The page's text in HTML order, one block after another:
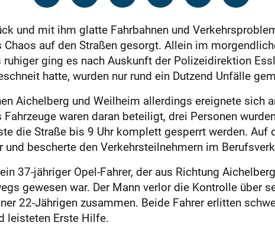
und mit ihm glatte Fahrbahnen und
auf den Straßen gesorgt. Allein im
ging es nach Auskunft der Polizeidirektion
hatte, wurden nur rund ein Dutzend Unfälle
Aichelberg und Weilheim allerdings ereignete sich
waren daran beteiligt, drei Personen
die Straße bis 9 Uhr komplett gesperrt werden. Auf
bescherte den Verkehrsteilnehmern im
37-jähriger Opel-Fahrer, der aus Richtung
gewesen war. Der Mann verlor die Kontrolle über
22-Jährigen zusammen. Beide Fahrer erlitten
leisteten Erste Hilfe.